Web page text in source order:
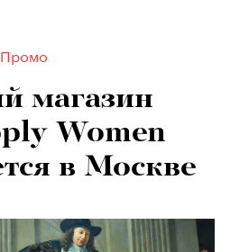
Промо
магазин
Women
в Москве